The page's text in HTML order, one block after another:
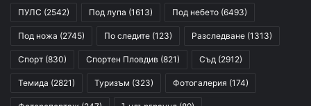
ПУЛС (2542) Под лупа (1613) Под небето (6493)
Под ножа (2745) По следите (123) Разследване (1313)
Спорт (830) Спортен Пловдив (821) Съд (2912)
Темида (2821) Туризъм (323) Фотогалерия (174)